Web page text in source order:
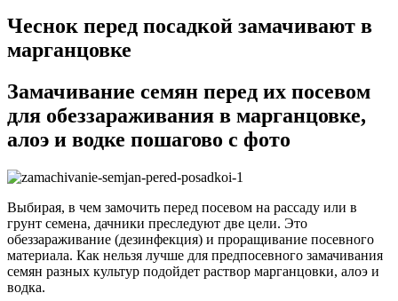
Чеснок перед посадкой замачивают в
марганцовке
Замачивание семян перед их посевом
для обеззараживания в марганцовке,
алоэ и водке пошагово с фото
Выбирая, в чем замочить перед посевом на рассаду или в
грунт семена, дачники преследуют две цели. Это
обеззараживание (дезинфекция) и проращивание посевного
материала. Как нельзя лучше для предпосевного замачивания
семян разных культур подойдет раствор марганцовки, алоэ и
водка.